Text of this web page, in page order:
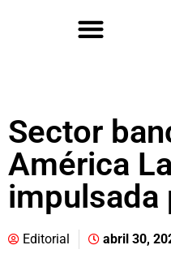
Sector
América
impulsada
Editorial abril 30,